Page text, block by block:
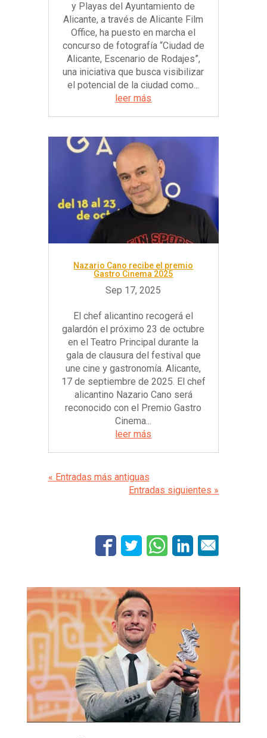
y Playas del Ayuntamiento de
Alicante, a través de Alicante Film
Office, ha puesto en marcha el
concurso de fotografía “Ciudad de
Alicante, Escenario de Rodajes”,
una iniciativa que busca visibilizar
el potencial de la ciudad como...
leer más
Nazario Cano recibe el premio
Gastro Cinema 2025
El chef alicantino recogerá el
galardón el próximo 23 de octubre
en el Teatro Principal durante la
gala de clausura del festival que
une cine y gastronomía. Alicante,
17 de septiembre de 2025. El chef
alicantino Nazario Cano será
reconocido con el Premio Gastro
Cinema...
leer más
« Entradas más antiguas
Entradas siguientes »